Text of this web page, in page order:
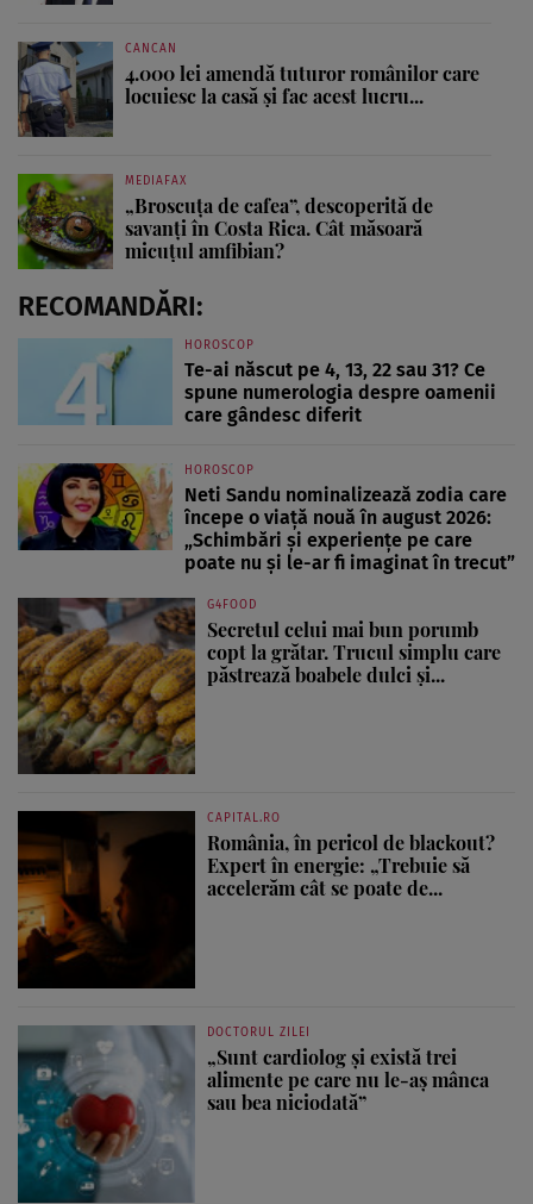
CANCAN
4.000 lei amendă tuturor românilor care
locuiesc la casă și fac acest lucru...
MEDIAFAX
„Broscuța de cafea”, descoperită de
savanți în Costa Rica. Cât măsoară
micuțul amfibian?
RECOMANDĂRI:
HOROSCOP
Te-ai născut pe 4, 13, 22 sau 31? Ce
spune numerologia despre oamenii
care gândesc diferit
HOROSCOP
Neti Sandu nominalizează zodia care
începe o viață nouă în august 2026:
„Schimbări și experiențe pe care
poate nu și le-ar fi imaginat în trecut”
G4FOOD
Secretul celui mai bun porumb
copt la grătar. Trucul simplu care
păstrează boabele dulci și...
CAPITAL.RO
România, în pericol de blackout?
Expert în energie: „Trebuie să
accelerăm cât se poate de...
DOCTORUL ZILEI
„Sunt cardiolog și există trei
alimente pe care nu le-aș mânca
sau bea niciodată”